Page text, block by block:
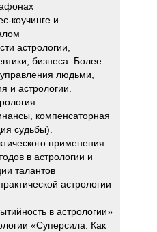
коучинге и
астрологии,
бизнеса. Более
людьми,
и астрологии.
компенсаторная
судьбы).
применения
в астрологии и
талантов
астрологии
в астрологии»
«Суперсила. Как